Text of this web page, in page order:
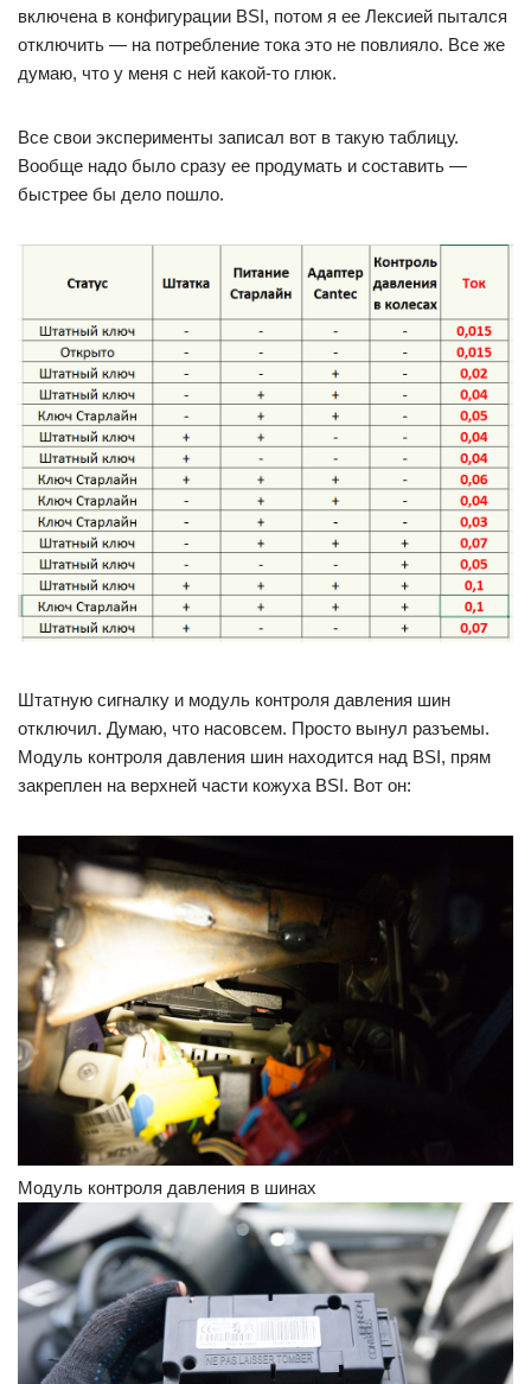
включена в конфигурации BSI, потом я ее Лексией пытался
отключить — на потребление тока это не повлияло. Все же
думаю, что у меня с ней какой-то глюк.
Все свои эксперименты записал вот в такую таблицу.
Вообще надо было сразу ее продумать и составить —
быстрее бы дело пошло.
Штатную сигналку и модуль контроля давления шин
отключил. Думаю, что насовсем. Просто вынул разъемы.
Модуль контроля давления шин находится над BSI, прям
закреплен на верхней части кожуха BSI. Вот он:
Модуль контроля давления в шинах